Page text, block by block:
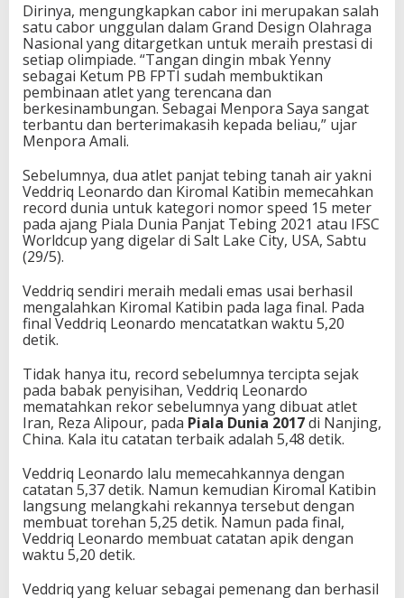
Dirinya, mengungkapkan cabor ini merupakan salah
satu cabor unggulan dalam Grand Design Olahraga
Nasional yang ditargetkan untuk meraih prestasi di
setiap olimpiade. “Tangan dingin mbak Yenny
sebagai Ketum PB FPTI sudah membuktikan
pembinaan atlet yang terencana dan
berkesinambungan. Sebagai Menpora Saya sangat
terbantu dan berterimakasih kepada beliau,” ujar
Menpora Amali.
Sebelumnya, dua atlet panjat tebing tanah air yakni
Veddriq Leonardo dan Kiromal Katibin memecahkan
record dunia untuk kategori nomor speed 15 meter
pada ajang Piala Dunia Panjat Tebing 2021 atau IFSC
Worldcup yang digelar di Salt Lake City, USA, Sabtu
(29/5).
Veddriq sendiri meraih medali emas usai berhasil
mengalahkan Kiromal Katibin pada laga final. Pada
final Veddriq Leonardo mencatatkan waktu 5,20
detik.
Tidak hanya itu, record sebelumnya tercipta sejak
pada babak penyisihan, Veddriq Leonardo
mematahkan rekor sebelumnya yang dibuat atlet
Iran, Reza Alipour, pada Piala Dunia 2017di Nanjing,
China. Kala itu catatan terbaik adalah 5,48 detik.
Veddriq Leonardo lalu memecahkannya dengan
catatan 5,37 detik. Namun kemudian Kiromal Katibin
langsung melangkahi rekannya tersebut dengan
membuat torehan 5,25 detik. Namun pada final,
Veddriq Leonardo membuat catatan apik dengan
waktu 5,20 detik.
Veddriq yang keluar sebagai pemenang dan berhasil